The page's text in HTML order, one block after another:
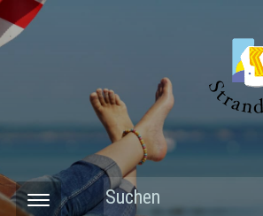
Skip
to
main
content
Toggle
Search